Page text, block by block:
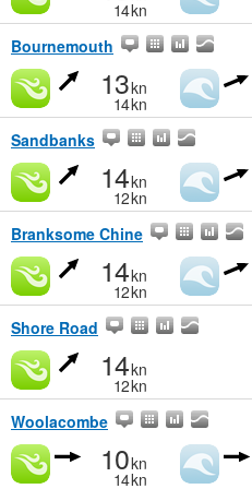
14kn
Bournemouth
13kn
14kn
Sandbanks
14kn
12kn
Branksome Chine
14kn
12kn
Shore Road
14kn
12kn
Woolacombe
10kn
14kn